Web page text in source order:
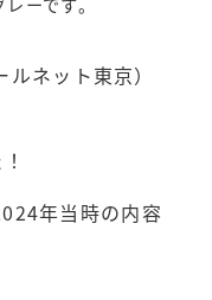
ーです。
ネット東京）
年当時の内容